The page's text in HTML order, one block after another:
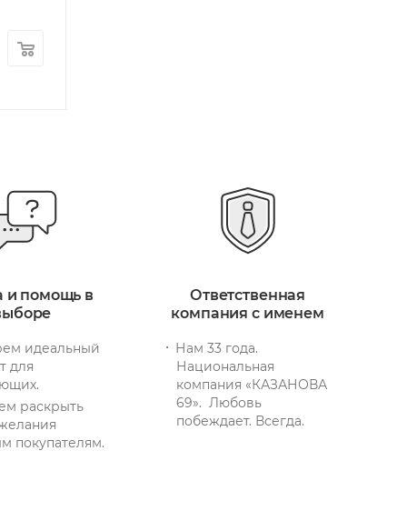
и помощь в
идеальный
для
раскрыть
покупателям.
Ответственная
компания с именем
Нам 33 года.
Национальная
компания «КАЗАНОВА
69». Любовь
побеждает. Всегда.